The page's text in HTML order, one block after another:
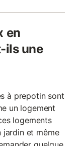
en
ils une
à prepotin sont
un logement
logements
jardin et même